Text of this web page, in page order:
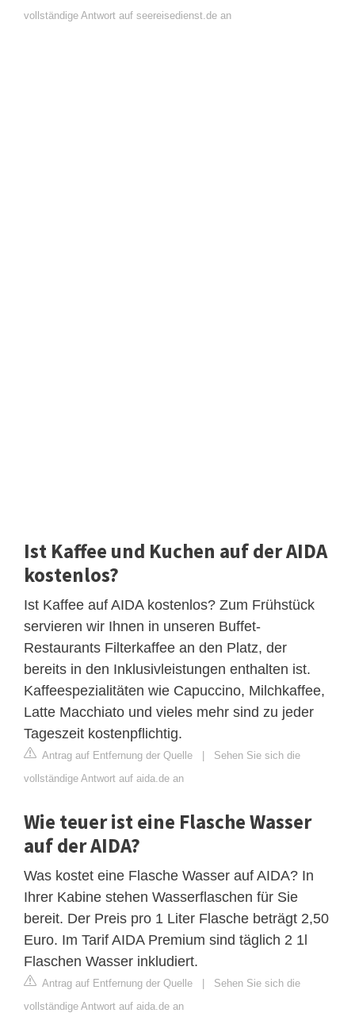
vollständige Antwort auf seereisedienst.de an
Ist Kaffee und Kuchen auf der AIDA
kostenlos?
Ist Kaffee auf AIDA kostenlos? Zum Frühstück
servieren wir Ihnen in unseren Buffet-
Restaurants Filterkaffee an den Platz, der
bereits in den Inklusivleistungen enthalten ist.
Kaffeespezialitäten wie Capuccino, Milchkaffee,
Latte Macchiato und vieles mehr sind zu jeder
Tageszeit kostenpflichtig.
Antrag auf Entfernung der Quelle | Sehen Sie sich die
vollständige Antwort auf aida.de an
Wie teuer ist eine Flasche Wasser
auf der AIDA?
Was kostet eine Flasche Wasser auf AIDA? In
Ihrer Kabine stehen Wasserflaschen für Sie
bereit. Der Preis pro 1 Liter Flasche beträgt 2,50
Euro. Im Tarif AIDA Premium sind täglich 2 1l
Flaschen Wasser inkludiert.
Antrag auf Entfernung der Quelle | Sehen Sie sich die
vollständige Antwort auf aida.de an